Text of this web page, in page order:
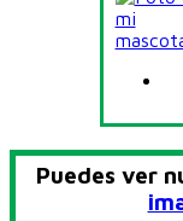
Puedes ver